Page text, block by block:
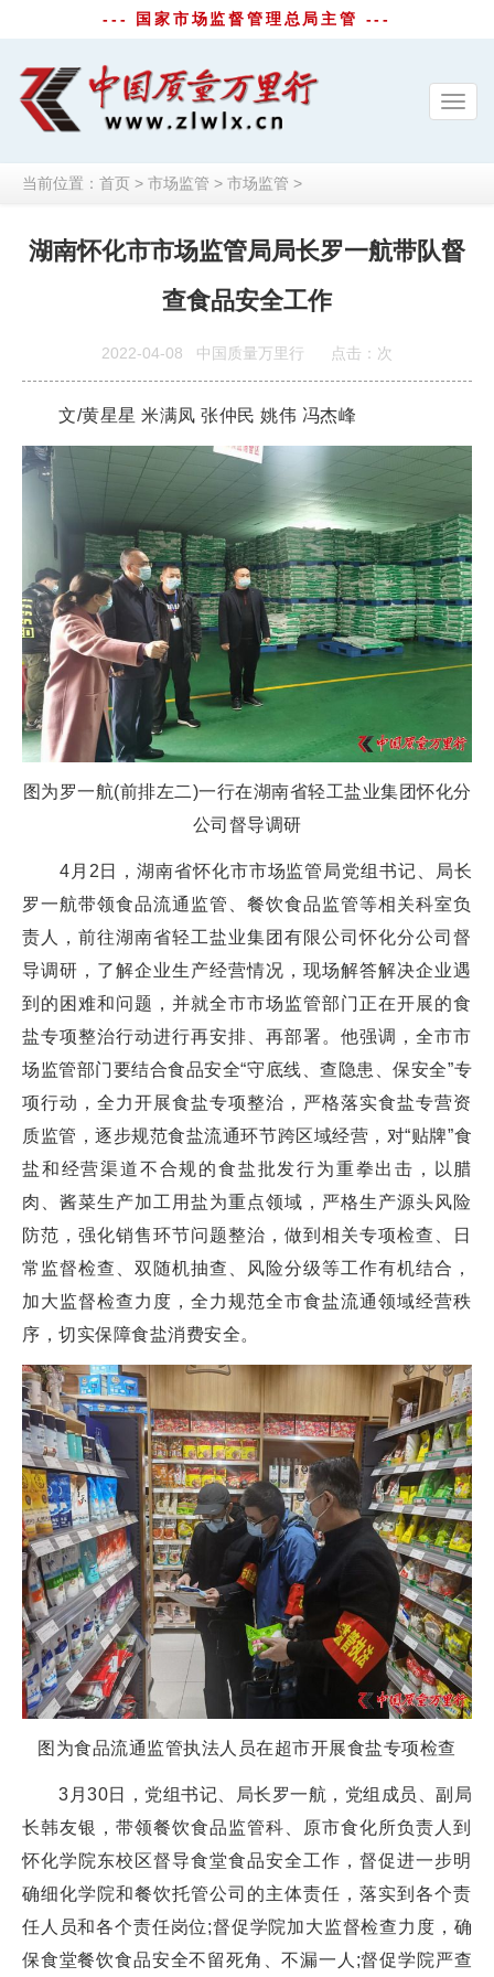
--- 国家市场监督管理总局主管 ---
当前位置： 首页 > 市场监管 > 市场监管 >
湖南怀化市市场监管局局长罗一航带队督
查食品安全工作
2022-04-08 中国质量万里行 点击： 次
文/黄星星 米满凤 张仲民 姚伟 冯杰峰
图为罗一航(前排左二)一行在湖南省轻工盐业集团怀化分
公司督导调研
4月2日，湖南省怀化市市场监管局党组书记、局长
罗一航带领食品流通监管、餐饮食品监管等相关科室负
责人，前往湖南省轻工盐业集团有限公司怀化分公司督
导调研，了解企业生产经营情况，现场解答解决企业遇
到的困难和问题，并就全市市场监管部门正在开展的食
盐专项整治行动进行再安排、再部署。他强调，全市市
场监管部门要结合食品安全“守底线、查隐患、保安全”专
项行动，全力开展食盐专项整治，严格落实食盐专营资
质监管，逐步规范食盐流通环节跨区域经营，对“贴牌”食
盐和经营渠道不合规的食盐批发行为重拳出击，以腊
肉、酱菜生产加工用盐为重点领域，严格生产源头风险
防范，强化销售环节问题整治，做到相关专项检查、日
常监督检查、双随机抽查、风险分级等工作有机结合，
加大监督检查力度，全力规范全市食盐流通领域经营秩
序，切实保障食盐消费安全。
图为食品流通监管执法人员在超市开展食盐专项检查
3月30日，党组书记、局长罗一航，党组成员、副局
长韩友银，带领餐饮食品监管科、原市食化所负责人到
怀化学院东校区督导食堂食品安全工作，督促进一步明
确细化学院和餐饮托管公司的主体责任，落实到各个责
任人员和各个责任岗位;督促学院加大监督检查力度，确
保食堂餐饮食品安全不留死角、不漏一人;督促学院严查